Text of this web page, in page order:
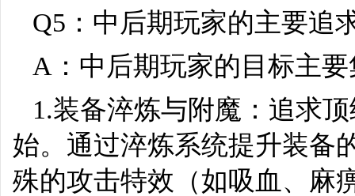
Q5：中后期玩家的主要追
A：中后期玩家的目标主
1.装备淬炼与附魔：追求
始。通过淬炼系统提升装备
殊的攻击特效（如吸血、麻